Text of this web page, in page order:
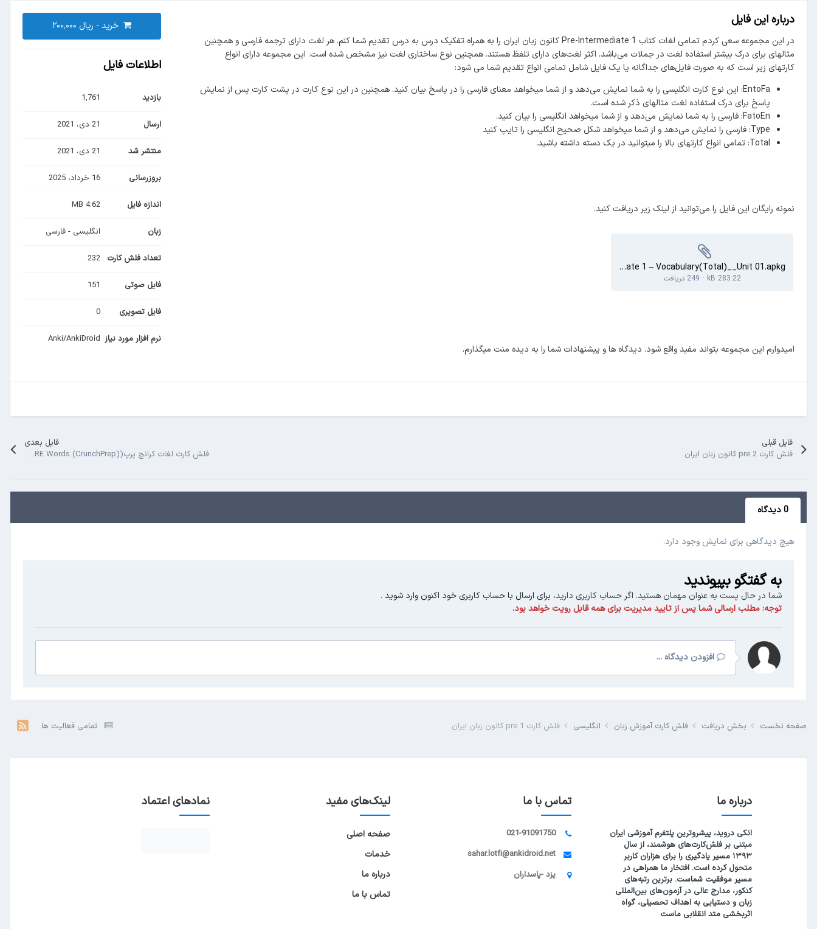
درباره این فایل
در این مجموعه سعی کردم تمامی لغات کتاب Pre-Intermediate 1 کانون زبان ایران را به همراه تفکیک درس به درس تقدیم شما کنم. هر لغت دارای ترجمه فارسی و همچنین
مثالهای برای درک بیشتر استفاده لغت در جملات می‌باشد. اکثر لغت‌های دارای تلفظ هستند. همچنین نوع ساختاری لغت نیز مشخص شده است. این مجموعه دارای انواع
کارتهای زیر است که به صورت فایل‌های جداگانه یا یک فایل شامل تمامی انواع تقدیم شما می شود:
EntoFa: این نوع کارت انگلیسی را به شما نمایش می‌دهد و از شما میخواهد معنای فارسی را در پاسخ بیان کنید. همچنین در این نوع کارت در پشت کارت پس از نمایش
پاسخ برای درک استفاده لغت مثالهای ذکر شده است.
FatoEn: فارسی را به شما نمایش می‌دهد و از شما میخواهد انگلیسی را بیان کنید.
Type: فارسی را نمایش می‌دهد و از شما میخواهد شکل صحیح انگلیسی را تایپ کنید
Total: تمامی انواع کارتهای بالا را میتوانید در یک دسته داشته باشید.
نمونه رایگان این فایل را می‌توانید از لینک زیر دریافت کنید.
Pre-Intermediate 1 – Vocabulary(Total)__Unit 01.apkg
283.22 kB
· 249 دریافت
امیدوارم این مجموعه بتواند مفید واقع شود. دیدگاه ها و پیشنهادات شما را به دیده منت میگذارم.
خرید -
اطلاعات فایل
بازدید 1,761
ارسال 21 دی، 2021
منتشر شد 21 دی، 2021
بروزرسانی 16 خرداد، 2025
اندازه فایل 4.62 MB
زبان انگلیسی - فارسی
تعداد فلش کارت 232
فایل صوتی 151
فایل تصویری 0
نرم افزار مورد نیاز Anki/AnkiDroid
فایل قبلی
فلش کارت pre 2 کانون زبان ایران
فایل بعدی
فلش کارت لغات کرانچ پرپ(Top 101 High Frequency GRE Words (CrunchPrep))
0 دیدگاه
هیچ دیدگاهی برای نمایش وجود دارد.
به گفتگو بپیوندید
شما در حال پست به عنوان مهمان هستید. اگر حساب کاربری دارید، برای ارسال با حساب کاربری خود اکنون وارد شوید .
توجه:مطلب ارسالی شما پس از تایید مدیریت برای همه قابل رویت خواهد بود.
افزودن دیدگاه ...
تمامی فعالیت ها صفحه نخست بخش دریافت فلش کارت آموزش زبان انگلیسی فلش کارت pre 1 کانون زبان ایران
درباره ما
انکی دروید، پیشروترین پلتفرم آموزشی ایران
مبتنی بر فلش‌کارت‌های هوشمند، از سال
۱۳۹۳ مسیر یادگیری را برای هزاران کاربر
متحول کرده است. افتخار ما همراهی در
مسیر موفقیت شماست. برترین رتبه‌های
کنکور، مدارج عالی در آزمون‌های بین‌المللی
زبان و دستیابی به اهداف تحصیلی، گواه
اثربخشی متد انقلابی ماست
تماس با ما
021-91091750
sahar.lotfi@ankidroid.net
یزد -پاسداران
لینک‌های مفید
صفحه اصلی
خدمات
درباره ما
تماس با ما
نمادهای اعتماد